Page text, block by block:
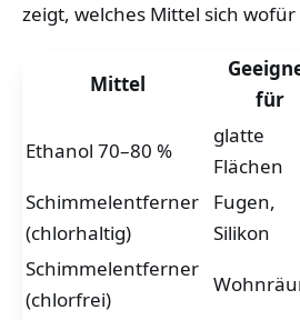
zeigt, welches Mittel sich
Mittel
für
Ethanol 70–80 %
glatte
Flächen
Schimmelentferner
(chlorhaltig)
Fugen,
Silikon
Schimmelentferner
(chlorfrei)